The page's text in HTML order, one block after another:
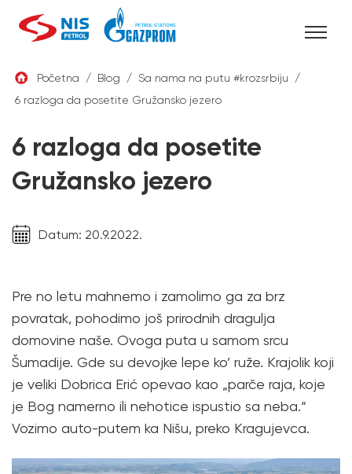
Skip
content
Početna / Blog / Sa nama na putu #krozsrbiju
/
6 razloga da posetite Gružansko jezero
6 razloga da posetite
Gružansko jezero
Datum: 20.9.2022.
Pre no letu mahnemo i zamolimo ga za brz
povratak, pohodimo još prirodnih dragulja
domovine naše. Ovoga puta u samom srcu
Šumadije. Gde su devojke lepe ko’ ruže. Krajolik koji
je veliki Dobrica Erić opevao kao „parče raja, koje
je Bog namerno ili nehotice ispustio sa neba.“
Vozimo auto-putem ka Nišu, preko Kragujevca.